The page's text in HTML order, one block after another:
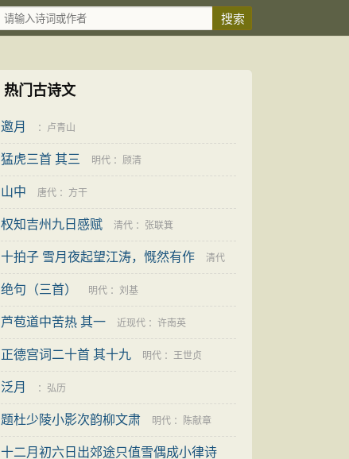
热门古诗文
邀月 ： 卢青山
猛虎三首 其三 明代 ： 顾清
山中 唐代 ： 方干
权知吉州九日感赋 清代 ： 张联箕
十拍子 雪月夜起望江涛，慨然有作 清代
：易顺鼎
绝句（三首） 明代 ： 刘基
芦苞道中苦热 其一 近现代 ： 许南英
正德宫词二十首 其十九 明代 ： 王世贞
泛月 ： 弘历
题杜少陵小影次韵柳文肃 明代 ： 陈献章
十二月初六日出郊途只值雪偶成小律诗